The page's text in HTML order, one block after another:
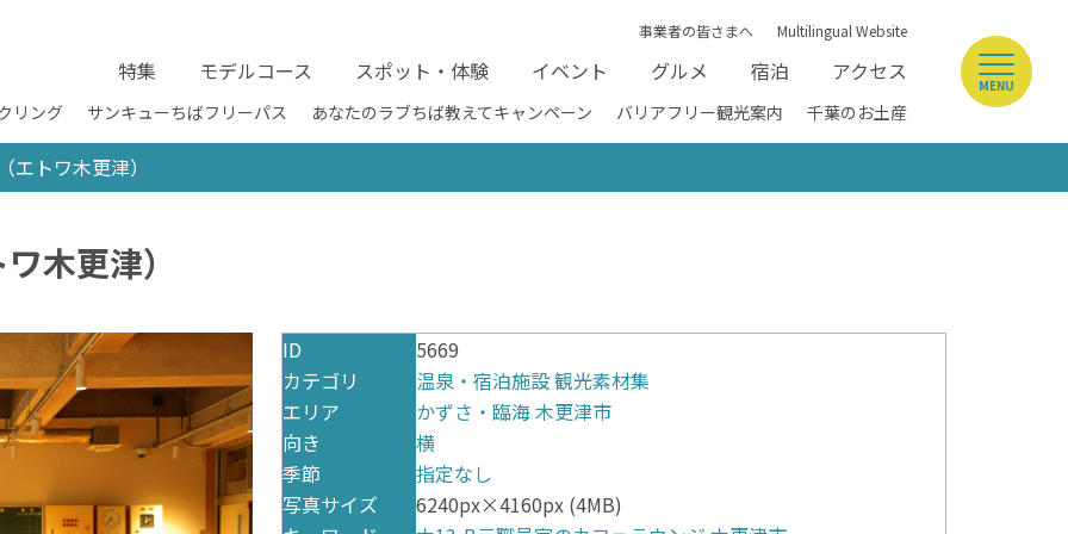
事業者の皆さまへ Multilingual Website
特集 モデルコース スポット・体験 イベント グルメ 宿泊 アクセス
リング サンキューちばフリーパス あなたのラブちば教えてキャンペーン バリアフリー観光案内 千葉のお土産
MENU
エトワ木更津）
木更津）
ID
5669
カテゴリ
温泉・宿泊施設観光素材集
エリア
かずさ・臨海木更津市
向き
横
季節
指定なし
写真サイズ
6240px×4160px (4MB)